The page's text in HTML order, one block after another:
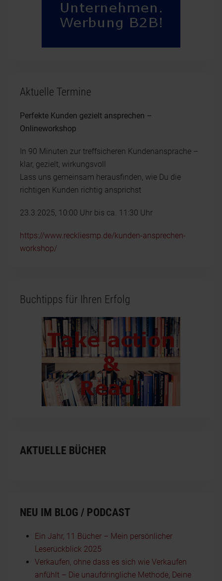
Aktuelle Termine
Perfekte Kunden gezielt ansprechen –
Onlineworkshop
In 90 Minuten zur treffsicheren Kundenansprache –
klar, gezielt, wirkungsvoll
Lass uns gemeinsam herausfinden, wie Du die
richtigen Kunden richtig ansprichst
23.3.2025, 10:00 Uhr bis ca. 11:30 Uhr
https://www.reckliesmp.de/kunden-ansprechen-
workshop/
Buchtipps für Ihren Erfolg
AKTUELLE BÜCHER
NEU IM BLOG / PODCAST
Ein Jahr, 11 Bücher – Mein persönlicher
Leserückblick 2025
Verkaufen, ohne dass es sich wie Verkaufen
anfühlt – Die unaufdringliche Methode, Deine